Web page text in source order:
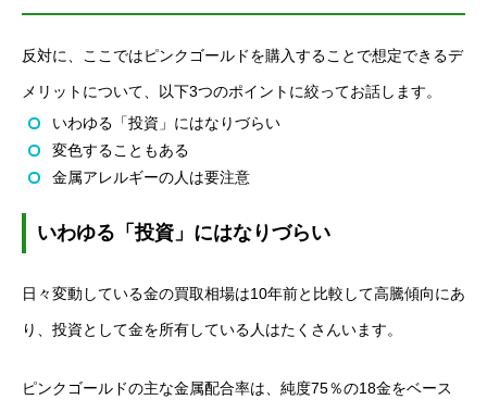
反対に、ここではピンクゴールドを購入することで想定できるデ
メリットについて、以下3つのポイントに絞ってお話します。
いわゆる「投資」にはなりづらい
変色することもある
金属アレルギーの人は要注意
いわゆる「投資」にはなりづらい
日々変動している金の買取相場は10年前と比較して高騰傾向にあ
り、投資として金を所有している人はたくさんいます。
ピンクゴールドの主な金属配合率は、純度75％の18金をベース